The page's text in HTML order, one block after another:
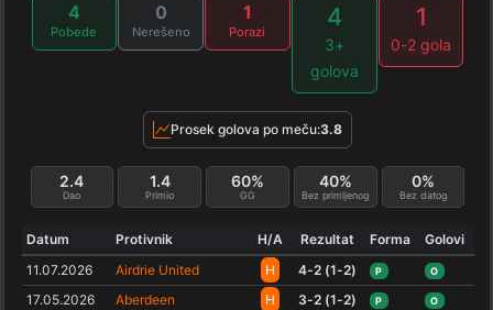
4
Pobede
0
Nerešeno
1
Porazi
4
3+
golova
1
0-2 gola
Prosek golova po meču:3.8
Dao
2.4
Primio
1.4
GG
60%
Bez primljenog
40%
Bez datog
0%
Datum Protivnik H/A Rezultat Forma
Golovi
11.07.2026
Airdrie United H 4-2 (1-2) P O
17.05.2026 Aberdeen H 3-2 (1-2) P O